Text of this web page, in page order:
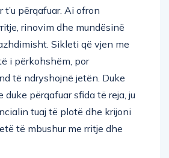
t’u përqafuar. Ai ofron
rinovim dhe mundësinë
Sikleti që vjen me
i përkohshëm, por
të ndryshojnë jetën. Duke
duke përqafuar sfida të reja, ju
tuaj të plotë dhe krijoni
të mbushur me rritje dhe